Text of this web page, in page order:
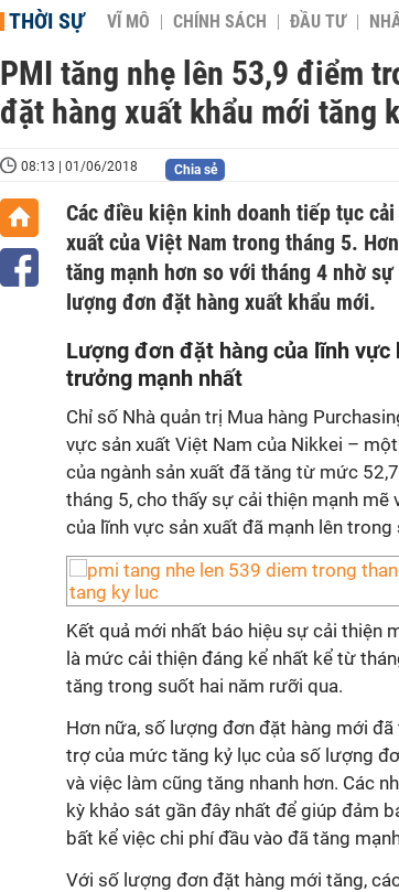
THỜI SỰ VĨ MÔ CHÍNH SÁCH ĐẦU TƯ
PMI tăng nhẹ lên 53,9 điểm
đặt hàng xuất khẩu mới tăng
08:13 | 01/06/2018 Chia sẻ
Các điều kiện kinh doanh tiếp tục
xuất của Việt Nam trong tháng 5.
tăng mạnh hơn so với tháng 4 nhờ
lượng đơn đặt hàng xuất khẩu mới.
Lượng đơn đặt hàng của lĩnh
trưởng mạnh nhất
Chỉ số Nhà quản trị Mua hàng
vực sản xuất Việt Nam của Nikkei –
của ngành sản xuất đã tăng từ mức
tháng 5, cho thấy sự cải thiện mạnh mẽ
của lĩnh vực sản xuất đã mạnh lên
Kết quả mới nhất báo hiệu sự cải thiện
là mức cải thiện đáng kể nhất kể từ
tăng trong suốt hai năm rưỡi qua.
Hơn nữa, số lượng đơn đặt hàng mới
trợ của mức tăng kỷ lục của số lượng
và việc làm cũng tăng nhanh hơn. Các
kỳ khảo sát gần đây nhất để giúp đảm
bất kể việc chi phí đầu vào đã tăng
Với số lượng đơn đặt hàng mới tăng,